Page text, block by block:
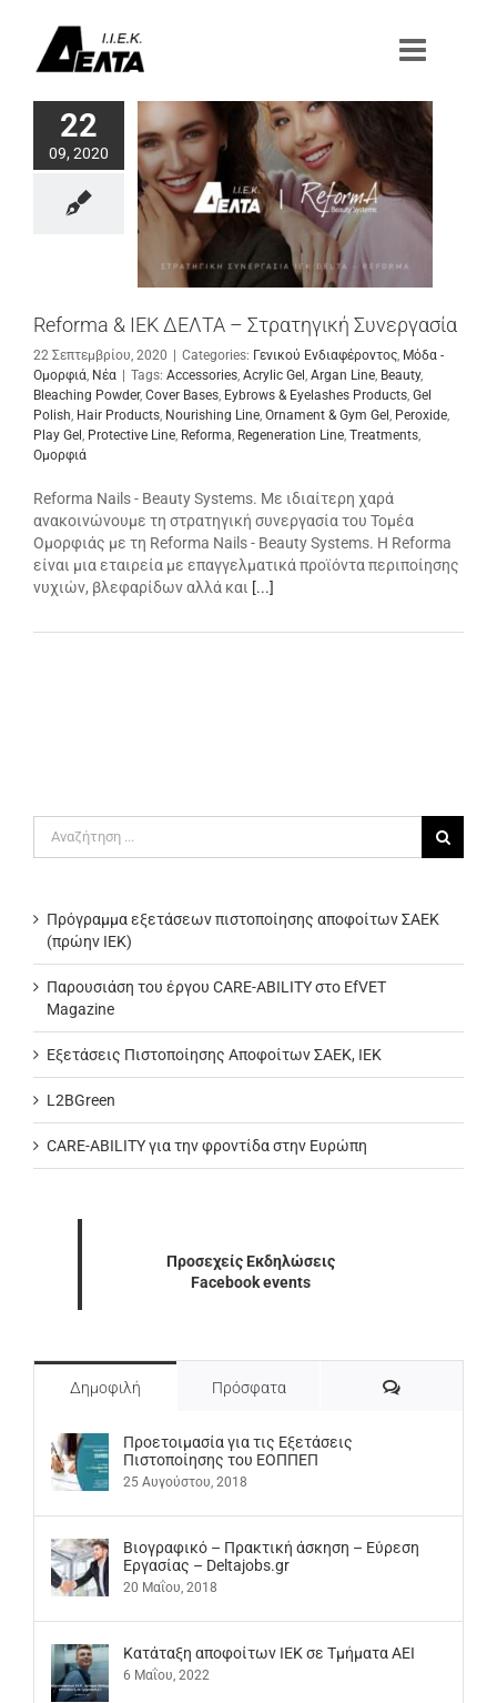
περιεχόμενο
22
09, 2020
Reforma & ΙΕΚ ΔΕΛΤΑ – Στρατηγική Συνεργασία
22 Σεπτεμβρίου, 2020 | Categories: Γενικού Ενδιαφέροντος Μόδα -
Ομορφιά Νέα | Tags: Accessories Acrylic Gel Argan Line Beauty,
Bleaching Powder, Cover Bases Eybrows & Eyelashes Products Gel
Polish Hair Products Nourishing Line Ornament & Gym Gel Peroxide
Play Gel Protective Line Reforma Regeneration Line Treatments
Ομορφιά
Reforma Nails - Beauty Systems. Με ιδιαίτερη χαρά
ανακοινώνουμε τη στρατηγική συνεργασία του Τομέα
Ομορφιάς με τη Reforma Nails - Beauty Systems. Η Reforma
είναι μια εταιρεία με επαγγελματικά προϊόντα περιποίησης
νυχιών, βλεφαρίδων αλλά και [...]
Πρόγραμμα εξετάσεων πιστοποίησης αποφοίτων ΣΑΕΚ
(πρώην ΙΕΚ)
Παρουσιάση του έργου CARE-ABILITY στο EfVET
Magazine
Εξετάσεις Πιστοποίησης Αποφοίτων ΣΑΕΚ, ΙΕΚ
L2BGreen
CARE-ABILITY για την φροντίδα στην Ευρώπη
Προσεχείς Εκδηλώσεις
Facebook events
Δημοφιλή Πρόσφατα Σχόλια
Προετοιμασία για τις Εξετάσεις
Πιστοποίησης του ΕΟΠΠΕΠ
25 Αυγούστου, 2018
Βιογραφικό – Πρακτική άσκηση – Εύρεση
Εργασίας – Deltajobs.gr
20 Μαΐου, 2018
Kατάταξη αποφοίτων ΙΕΚ σε Τμήματα ΑΕΙ
6 Μαΐου, 2022